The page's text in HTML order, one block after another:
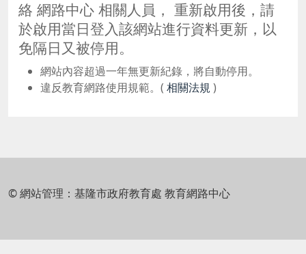
絡 網路中心 相關人員， 重新啟用後，請
於啟用當日登入該網站進行資料更新，以
免隔日又被停用。
網站內容超過一年無更新紀錄，將自動停用。
違反教育網路使用規範。( 相關法規 )
© 網站管理：基隆市政府教育處 教育網路中心